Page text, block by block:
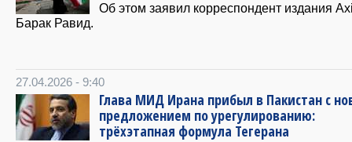
Об этом заявил корреспондент издания
Барак Равид.
27.04.2026 - 9:40
Глава МИД Ирана прибыл в Пакистан с
предложением по урегулированию:
трёхэтапная формула Тегерана